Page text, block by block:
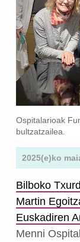
Ospitalarioak
bultzatzailea.
2025(e)ko
Bilboko
Martin
Euskadiren
Menni